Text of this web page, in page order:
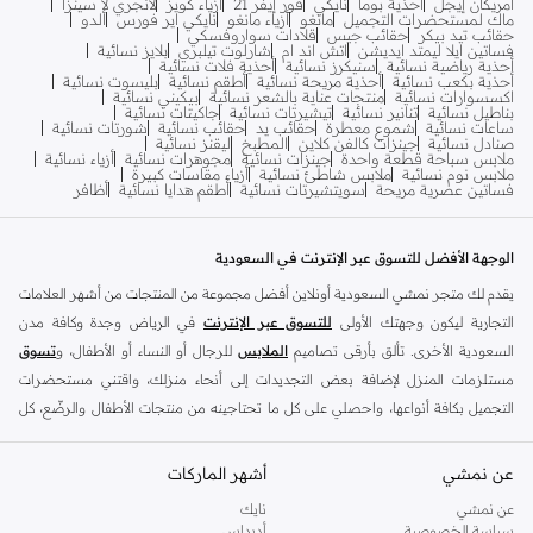
ماك لمستحضرات التجميل مانغو أزياء مانغو نايكي اير فورس ألدو
حقائب تيد بيكر
حقائب جيس
قلادات سواروفسكي
فساتين ايلا ليمتد ايديشن
اتش اند ام شارلوت تيلبري بلايز نسائية
أحذية رياضية نسائية
سنيكرز نسائية أحذية فلات نسائية
أحذية بكعب نسائية أحذية مريحة نسائية أطقم نسائية بليسوت نسائية
اكسسوارات نسائية منتجات عناية بالشعر نسائية بيكيني نسائية
بناطيل نسائية تنانير نسائية تيشيرتات نسائية جاكيتات نسائية
ساعات نسائية
شموع معطرة حقائب يد حقائب نسائية
شورتات نسائية
صنادل نسائية جينزات كالفن كلاين المطبخ
ليقنز نسائية
ملابس سباحة قطعة واحدة جينزات نسائية مجوهرات نسائية أزياء نسائية
ملابس نوم نسائية ملابس شاطئ نسائية أزياء مقاسات كبيرة
فساتين عصرية مريحة
سويتشيرتات نسائية أطقم هدايا نسائية أظافر
الوجهة الأفضل للتسوق عبر الإنترنت في السعودية
يقدم لك متجر نمشي السعودية أونلاين أفضل مجموعة من المنتجات من أشهر العلامات
التجارية ليكون وجهتك الأولى للتسوق عبر الإنترنت في الرياض وجدة وكافة مدن
السعودية الأخرى. تألق بأرقى تصاميم الملابس للرجال أو النساء أو الأطفال، وتسوق
مستلزمات المنزل لإضافة بعض التجديدات إلى أنحاء منزلك، واقتني مستحضرات
التجميل بكافة أنواعها، واحصلي على كل ما تحتاجينه من منتجات الأطفال والرضّع، كل
أفضل العلامات التجارية في السعودية
يضم متجر نمشي السعودية أونلاين مجموعة ضخمة من المنتجات من أفضل العلامات
عن نمشي
عن نمشي
أشهر الماركات
نايك